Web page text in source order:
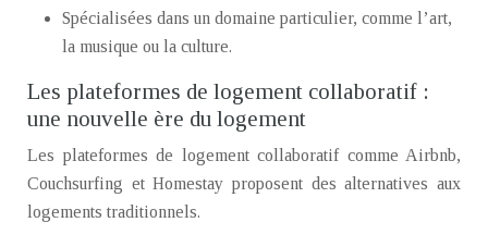
Spécialisées dans un domaine particulier, comme l’art,
la musique ou la culture.
Les plateformes de logement collaboratif :
une nouvelle ère du logement
Les plateformes de logement collaboratif comme Airbnb,
Couchsurfing et Homestay proposent des alternatives aux
logements traditionnels.